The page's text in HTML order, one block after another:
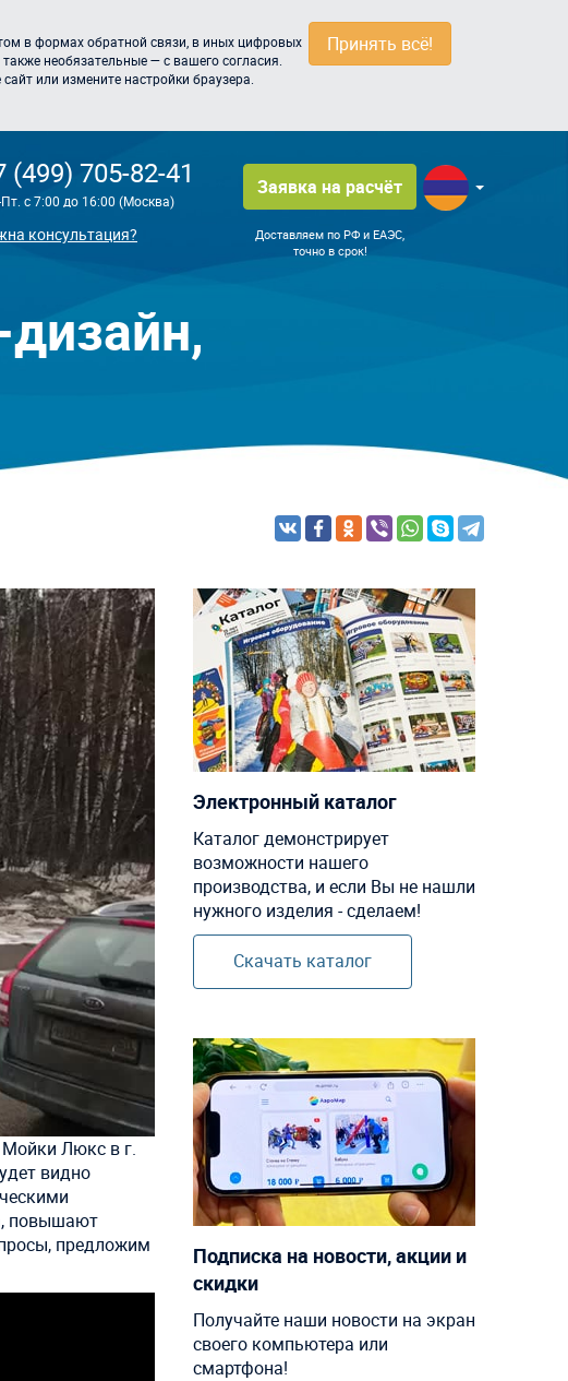
Принять всё!
в формах обратной связи, в иных цифровых
необязательные — с вашего согласия.
или измените настройки браузера.
(499) 705-82-41
с 7:00 до 16:00 (Москва)
консультация?
Заявка на расчёт
Доставляем по РФ и ЕАЭС,
точно в срок!
Мойки Люкс в г.
видно
повышают
предложим
Электронный каталог
Каталог демонстрирует
возможности нашего
производства, и если Вы не нашли
нужного изделия - сделаем!
Скачать каталог
Подписка на новости, акции и
скидки
Получайте наши новости на экран
своего компьютера или
смартфона!